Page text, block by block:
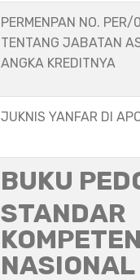
PERMENPAN NO.
TENTANG JABATAN
ANGKA KREDITNYA
JUKNIS YANFAR DI
BUKU
STANDAR